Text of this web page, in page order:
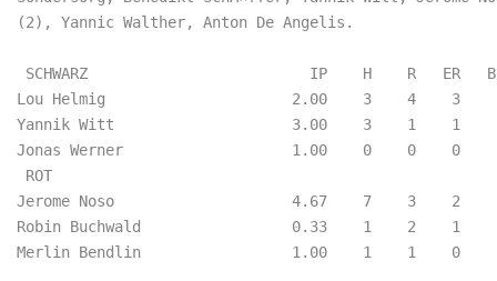
(2), Yannic Walther, Anton De Angelis.
SCHWARZ                         IP    H    R   ER
Lou Helmig                     2.00    3    4    3
Yannik Witt                    3.00    3    1    1
Jonas Werner                   1.00    0    0    0
ROT
Jerome Noso                    4.67    7    3    2
Robin Buchwald                 0.33    1    2    1
Merlin Bendlin                 1.00    1    1    0